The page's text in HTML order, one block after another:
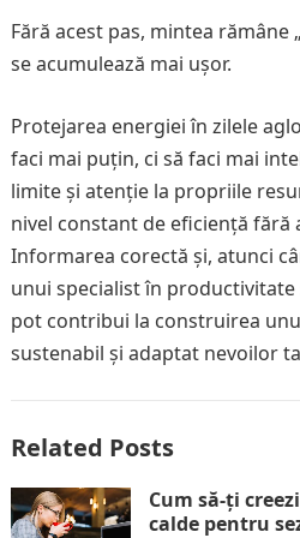
Fără acest pas, mintea rămâne
se acumulează mai ușor.
Protejarea energiei în zilele
faci mai puțin, ci să faci mai
limite și atenție la propriile
nivel constant de eficiență fără
Informarea corectă și, atunci
unui specialist în
pot contribui la construirea
sustenabil și adaptat nevoilor
Related Posts
Cum să-ți
calde pentru